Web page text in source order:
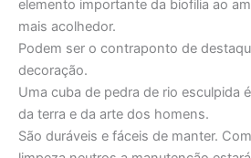
elemento importante da biofilia ao
mais acolhedor.
Podem ser o contraponto de
decoração.
Uma cuba de pedra de rio esculpida
da terra e da arte dos homens.
São duráveis e fáceis de manter.